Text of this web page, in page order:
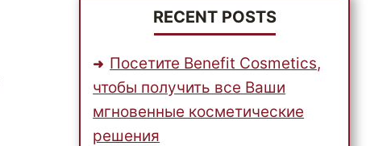
RECENT POSTS
Посетите Benefit Cosmetics,
чтобы получить все Ваши
мгновенные косметические
решения